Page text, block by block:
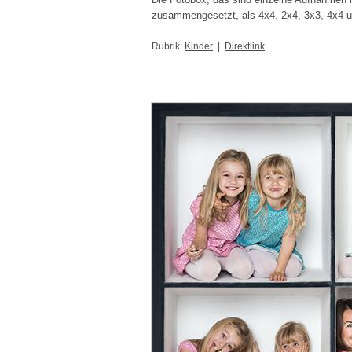
zusammengesetzt, als 4x4, 2x4, 3x3, 4x4
Rubrik: Kinder Direktlink